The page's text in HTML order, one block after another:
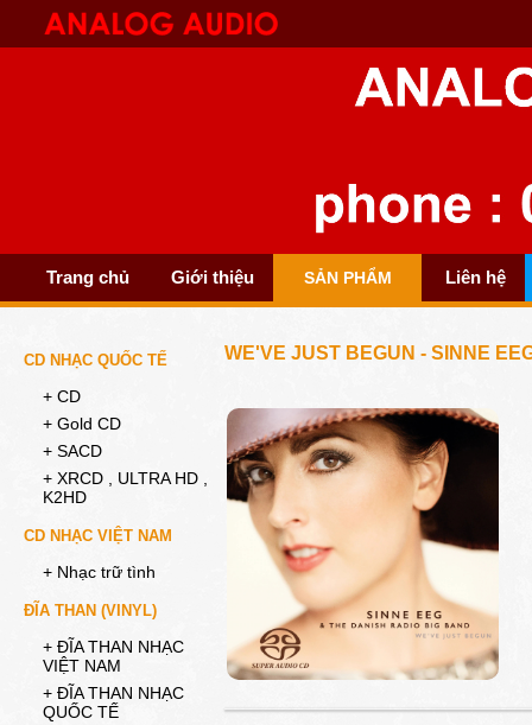
Trang chủ Giới thiệu SẢN PHẨM Liên hệ
CD NHẠC QUỐC TẾ
+ CD
+ Gold CD
+ SACD
+ XRCD , ULTRA HD ,
K2HD
CD NHẠC VIỆT NAM
+ Nhạc trữ tình
ĐĨA THAN (VINYL)
+ ĐĨA THAN NHẠC
VIỆT NAM
+ ĐĨA THAN NHẠC
QUỐC TẾ
WE'VE JUST BEGUN - SINNE